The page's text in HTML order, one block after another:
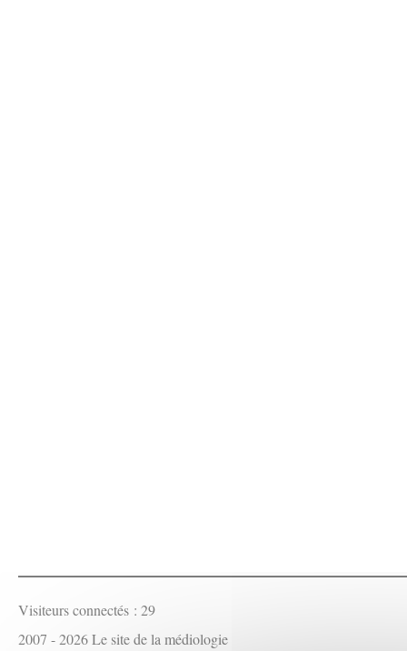
Visiteurs connectés : 29
2007 - 2026 Le site de la médiologie